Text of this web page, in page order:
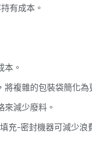
有成本。
本。
複雜的包裝袋簡化為
減少廢料。
充-密封機器可減少浪